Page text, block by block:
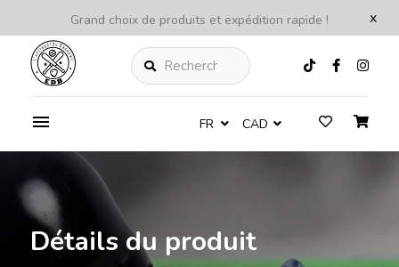
x
Grand choix de produits et expédition rapide !
Rechercher
FR CAD
Détails du produit